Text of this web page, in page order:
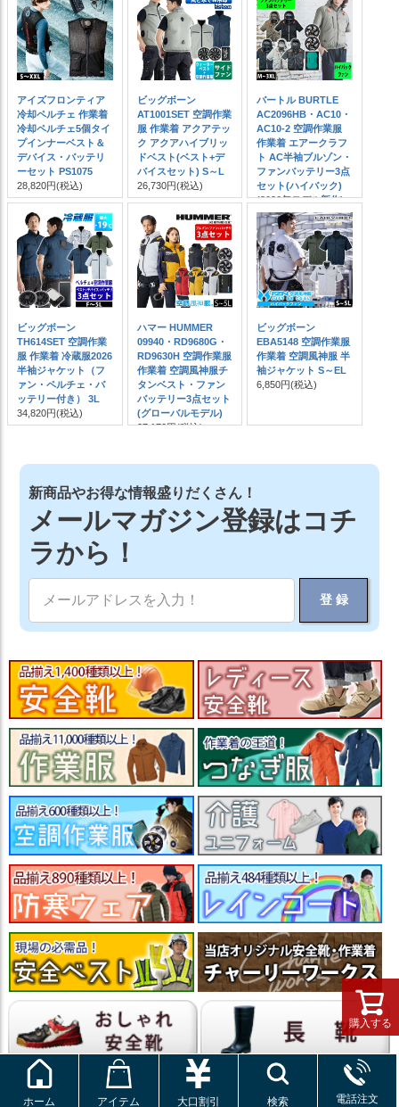
購入する
アイズフロンティア
冷却ペルチェ 作業着
冷却ペルチェ5個タイ
プインナーベスト＆
デバイス・バッテリ
ーセット PS1075
28,820円(税込)
ビッグボーン
AT1001SET 空調作業
服 作業着 アクアテッ
ク アクアハイブリッ
ドベスト(ベスト+デ
バイスセット) S～L
26,730円(税込)
バートル BURTLE
AC2096HB・AC10・
AC10-2 空調作業服
作業着 エアークラフ
ト AC半袖ブルゾン・
ファンバッテリー3点
セット(ハイバック)
(2026年モデル新作)
24,400円(税込)
ビッグボーン
TH614SET 空調作業
服 作業着 冷蔵服2026
半袖ジャケット（フ
ァン・ペルチェ・バ
ッテリー付き） 3L
34,820円(税込)
ハマー HUMMER
09940・RD9680G・
RD9630H 空調作業服
作業着 空調風神服チ
タンベスト・ファン
バッテリー3点セット
(グローバルモデル)
27,170円(税込)
ビッグボーン
EBA5148 空調作業服
作業着 空調風神服 半
袖ジャケット S～EL
6,850円(税込)
新商品やお得な情報盛りだくさん！
メールマガジン登録はコチ
ラから！
ホーム アイテム 大口割引 検索 電話注文